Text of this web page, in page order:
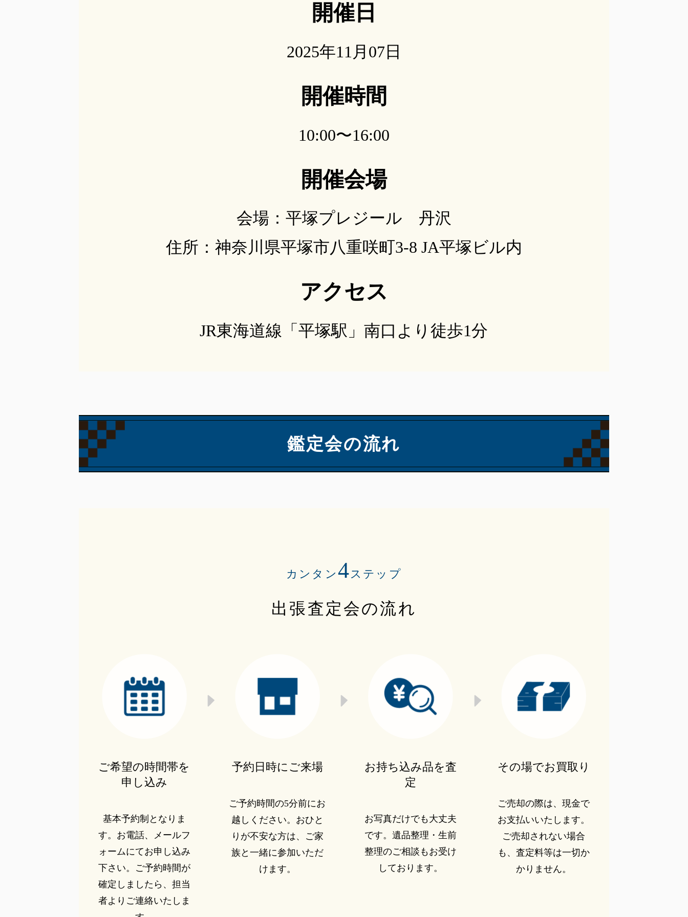
開催日
2025年11月07日
開催時間
10:00〜16:00
開催会場
会場：平塚プレジール 丹沢
住所：神奈川県平塚市八重咲町3-8 JA平塚ビル内
アクセス
JR東海道線「平塚駅」南口より徒歩1分
鑑定会の流れ
カンタン 4ステップ
出張査定会の流れ
ご希望の時間帯を
申し込み
基本予約制となりま
す。お電話、メールフ
ォームにてお申し込み
下さい。ご予約時間が
確定しましたら、担当
者よりご連絡いたしま
予約日時にご来場
ご予約時間の5分前にお
越しください。おひと
りが不安な方は、ご家
族と一緒に参加いただ
けます。
お持ち込み品を査
定
お写真だけでも大丈夫
です。遺品整理・生前
整理のご相談もお受け
しております。
その場でお買取り
ご売却の際は、現金で
お支払いいたします。
ご売却されない場合
も、査定料等は一切か
かりません。